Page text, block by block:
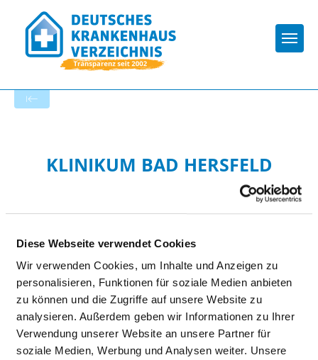
Diese Webseite verwendet Cookies
Wir verwenden Cookies, um Inhalte und Anzeigen zu
personalisieren, Funktionen für soziale Medien anbieten
zu können und die Zugriffe auf unsere Website zu
analysieren. Außerdem geben wir Informationen zu Ihrer
Verwendung unserer Website an unsere Partner für
soziale Medien, Werbung und Analysen weiter. Unsere
KLINIKUM BAD HERSFELD
GMBH - KLINIK AM HAINBERG
Passend dazu:
Medizinisch-pflegerische Leistungen